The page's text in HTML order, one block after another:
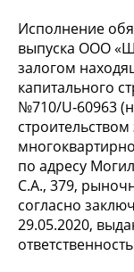
Исполнение
выпуска ООО
залогом
капитального
№710/U‑60963
по адресу
С.А., 379,
согласно
29.05.2020,